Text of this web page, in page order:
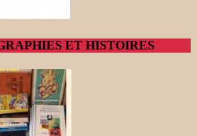
ET HISTOIRES